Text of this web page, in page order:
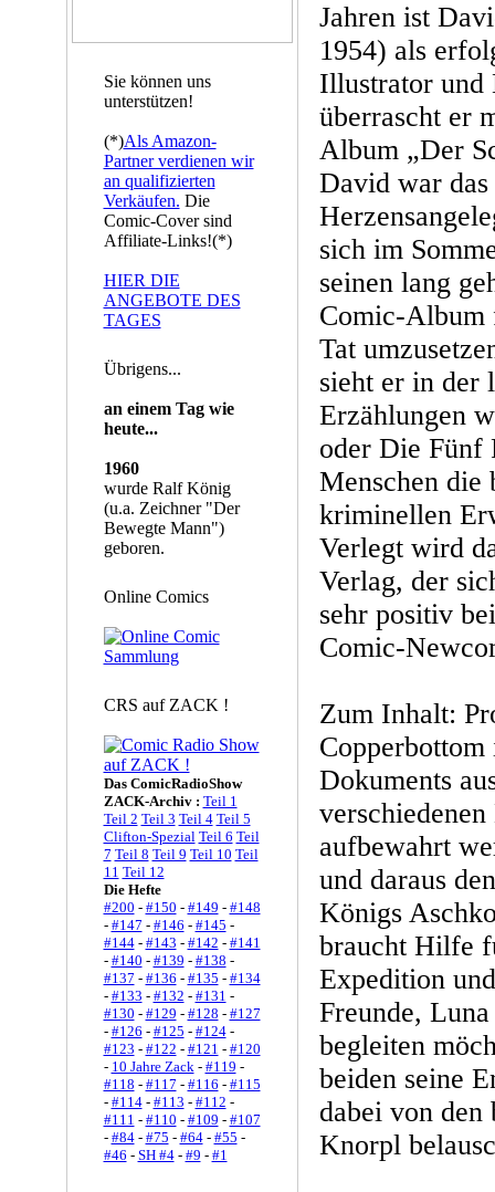
Sie können uns
unterstützen!
(*)Als Amazon-
Partner verdienen wir
an qualifizierten
Verkäufen. Die
Comic-Cover sind
Affiliate-Links!(*)
HIER DIE
ANGEBOTE DES
TAGES
Übrigens...
an einem Tag wie
heute...
1960
wurde Ralf König
(u.a. Zeichner "Der
Bewegte Mann")
geboren.
Online Comics
CRS auf ZACK !
Das ComicRadioShow
ZACK-Archiv : Teil 1
Teil 2 Teil 3 Teil 4 Teil 5
Clifton-Spezial Teil 6 Teil
7 Teil 8 Teil 9 Teil 10 Teil
11 Teil 12
Die Hefte
#200 - #150 - #149 - #148
- #147 - #146 - #145 -
#144- #143 - #142 - #141
- #140 - #139 - #138 -
#137 - #136 - #135 - #134
- #133 - #132 - #131 -
#130 - #129 - #128 - #127
- #126 - #125 - #124-
#123 - #122 - #121 - #120
- 10 Jahre Zack- #119 -
#118 - #117 - #116 - #115
- #114- #113 - #112 -
#111 - #110 - #109 - #107
- #84- #75 - #64- #55 -
#46 - SH #4- #9 - #1
Jahren ist
1954) als
Illustrator und
überrascht er
Album „Der
David war
sich im
seinen lang
Comic-Album
Tat
sieht er in der
Erzählungen
oder Die Fünf
Menschen die
kriminellen
Verlegt wird
Verlag, der
sehr positiv
Comic-
Zum Inhalt:
Copperbottom
Dokuments
aufbewahrt
und daraus
Königs
braucht Hilfe
Expedition
Freunde,
begleiten
beiden seine
dabei von den
Knorpl